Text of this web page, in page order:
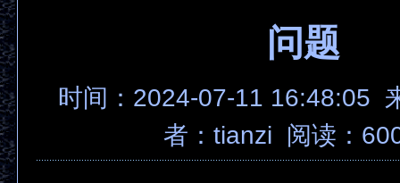
问题
时间：2024-07-11 16:48:05
者： tianzi 阅读：